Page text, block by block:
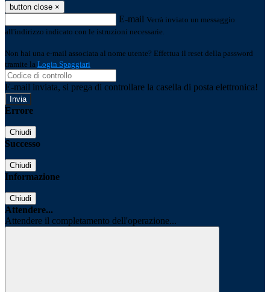
button close ×
E-mail Verrà inviato un messaggio
all'indirizzo indicato con le istruzioni necessarie.
Non hai una e-mail associata al nome utente? Effettua il reset della password
tramite la Login Spaggiari
E-mail inviata, si prega di controllare la casella di posta elettronica!
Errore
Chiudi
Successo
Chiudi
Informazione
Chiudi
Attendere...
Attendere il completamento dell'operazione...